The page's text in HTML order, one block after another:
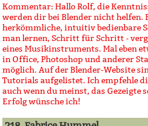
Kommentar: Hallo Rolf, die
werden dir bei Blender nicht helfen.
herkömmliche, intuitiv bedienbare
man lernen, Schritt für Schritt -
eines Musikinstruments. Mal eben
in Office, Photoshop und anderer
möglich. Auf der Blender-Website
Tutorials aufgelistet. Ich empfehle
auch wenn du meinst, das
Erfolg wünsche ich!